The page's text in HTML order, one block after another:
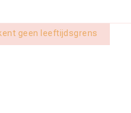
geen leeftijdsgrens